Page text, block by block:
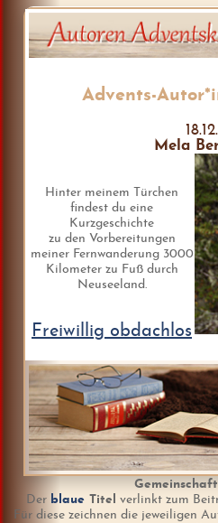
Advents-
18.12.
Mela
Hinter meinem Türchen
findest du eine
Kurzgeschichte
zu den Vorbereitungen
meiner Fernwanderung 3000
Kilometer zu Fuß durch
Neuseeland.
Freiwillig obdachlos
Der blaue Titel
verlinkt zum
Für diese zeichnen die jeweiligen